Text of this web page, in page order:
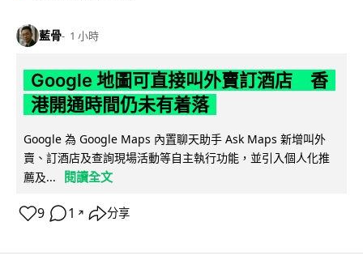
藍骨 1 小時
Google 地圖可直接叫外賣訂酒店 香
港開通時間仍未有着落
Google 為 Google Maps 內置聊天助手 Ask Maps 新增叫外
賣、訂酒店及查詢現場活動等自主執行功能，並引入個人化推
薦及...
閱讀全文
9 1 ↗ 分享